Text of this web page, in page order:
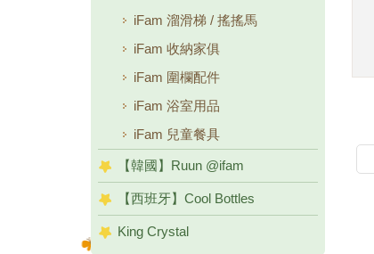
iFam 溜滑梯 / 搖搖馬
iFam 收納家俱
iFam 圍欄配件
iFam 浴室用品
iFam 兒童餐具
【韓國】Ruun @ifam
【西班牙】Cool Bottles
King Crystal